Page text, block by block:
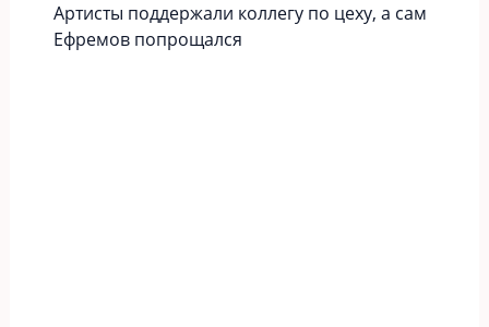
Артисты поддержали коллегу по цеху, а сам
Ефремов попрощался